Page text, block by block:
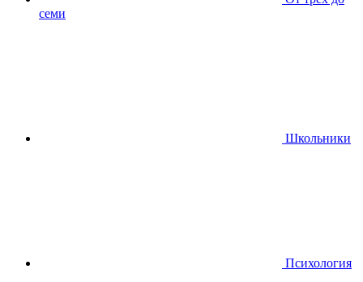
семи
Школьники
Психология